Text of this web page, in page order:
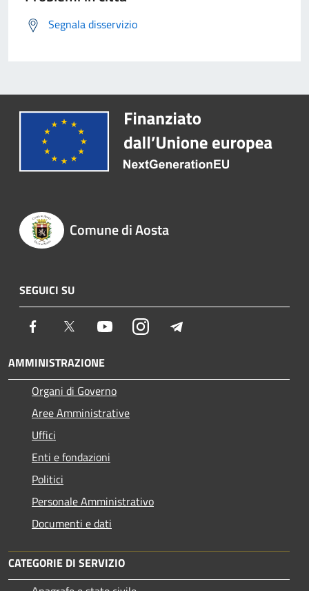
Segnala disservizio
Comune di Aosta
SEGUICI SU
Facebook Twitter YoutubeInstagram
AMMINISTRAZIONE
Organi di Governo
Aree Amministrative
Uffici
Enti e fondazioni
Politici
Personale Amministrativo
Documenti e dati
CATEGORIE DI SERVIZIO